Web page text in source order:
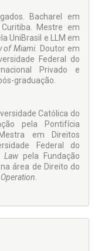
jurisdicional, e se
eletrônico e os
para as grandes
é contribuir para o
dar publicidade às
advogados em
e Doutorado.
Bacharel em
Mestre em
UniBrasil e LLM em
of Miami. Doutor em
Federal do
Privado e
graduação.
Católica do
pela Pontifícia
em Direitos
Federal do
Lawpela Fundação
área de Direito do
.